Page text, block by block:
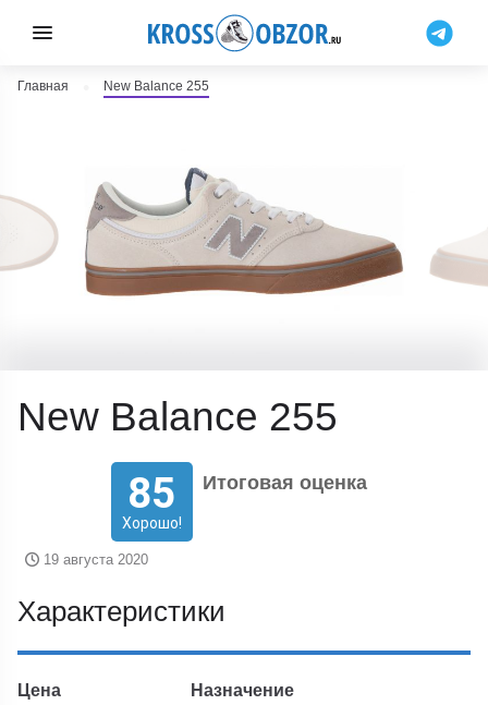
Главная New Balance 255
New Balance 255
85
Хорошо!
Итоговая оценка
19 августа 2020
Характеристики
Цена Назначение